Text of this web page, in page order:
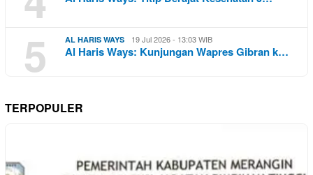
5 AL HARIS WAYS 19 Jul 2026 - 13:03 WIB
Al Haris Ways: Kunjungan Wapres Gibran k…
TERPOPULER